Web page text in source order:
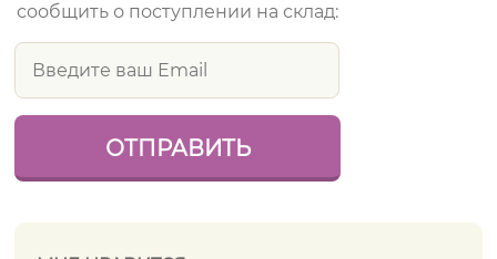
сообщить о поступлении на склад: